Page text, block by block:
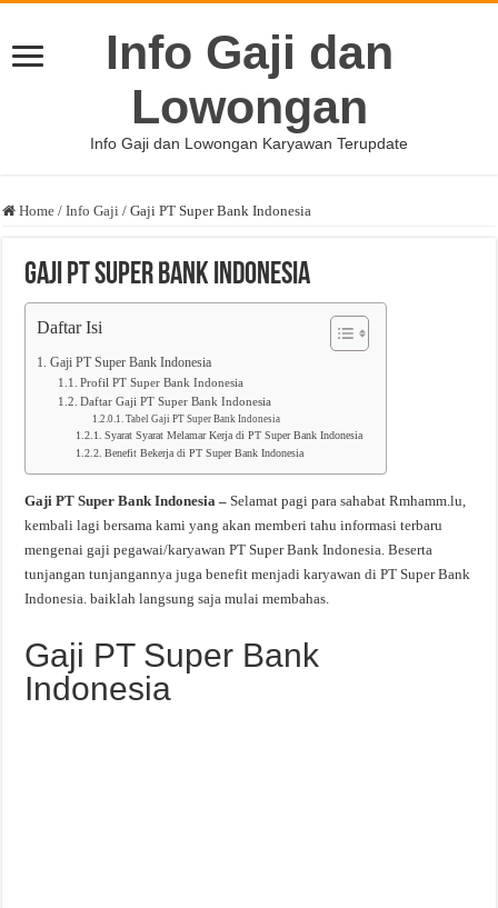
Info Gaji dan
Lowongan
Info Gaji dan Lowongan Karyawan Terupdate
Home / Info Gaji / Gaji PT Super Bank Indonesia
Gaji PT Super Bank Indonesia
Daftar Isi
Gaji PT Super Bank Indonesia
Profil PT Super Bank Indonesia
Daftar Gaji PT Super Bank Indonesia
Tabel Gaji PT Super Bank Indonesia
Syarat Syarat Melamar Kerja di PT Super Bank Indonesia
Benefit Bekerja di PT Super Bank Indonesia
Gaji PT Super Bank Indonesia –Selamat pagi para sahabat Rmhamm.lu,
kembali lagi bersama kami yang akan memberi tahu informasi terbaru
mengenai gaji pegawai/karyawan PT Super Bank Indonesia. Beserta
tunjangan tunjangannya juga benefit menjadi karyawan di PT Super Bank
Indonesia. baiklah langsung saja mulai membahas.
Gaji PT Super Bank
Indonesia